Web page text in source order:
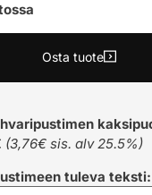
Osta tuote
(3,76€ sis. alv 25.5%)
tuleva teksti: